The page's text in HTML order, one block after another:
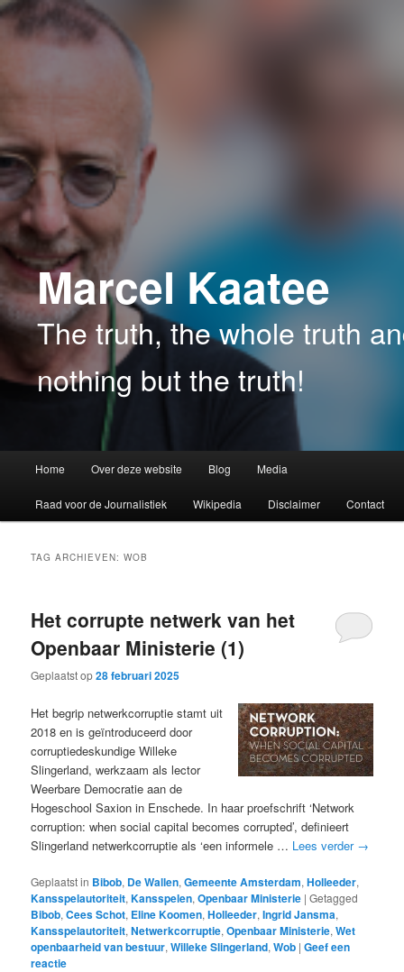
Spring
Spring
Marcel Kaatee
The truth, the whole truth
nothing but the truth!
Home Over deze website Blog Media
Raad voor de Journalistiek Wikipedia Disclaimer Contact
TAG ARCHIEVEN:WOB
Het corrupte netwerk van het
Openbaar Ministerie (1)
Geplaatst op28 februari 2025
Het begrip netwerkcorruptie stamt uit
2018 en is geïntroduceerd door
corruptiedeskundige Willeke
Slingerland, werkzaam als lector
Weerbare Democratie aan de
Hogeschool Saxion in Enschede. In haar proefschrift ‘Network
corruption: when social capital becomes corrupted’, definieert
Slingerland netwerkcorruptie als ‘een informele … Lees verder →
Geplaatst in Bibob, De Wallen,Gemeente Amsterdam,Holleeder,
Kansspelautoriteit,Kansspelen,Openbaar Ministerie |Getagged
Bibob,Cees Schot, Eline Koomen,Holleeder,Ingrid Jansma,
Kansspelautoriteit,Netwerkcorruptie,Openbaar Ministerie,Wet
openbaarheid van bestuur,Willeke Slingerland,Wob |Geef een
reactie